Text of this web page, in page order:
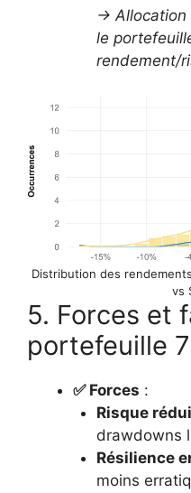
→ Allocation
le
rendement/
Distribution des
vs
5. Forces et
portefeuille
✅ Forces :
Risque
drawdowns
Résilience
moins